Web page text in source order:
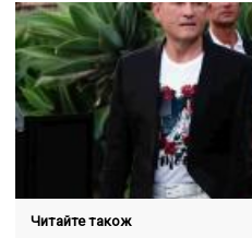
Читайте також